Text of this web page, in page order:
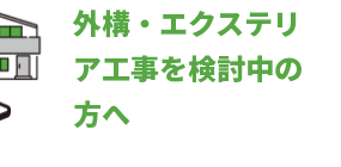
外構・エクステリ
ア工事を検討中の
方へ